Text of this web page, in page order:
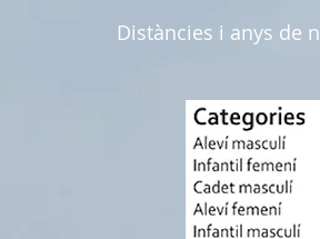
Distàncies i anys de